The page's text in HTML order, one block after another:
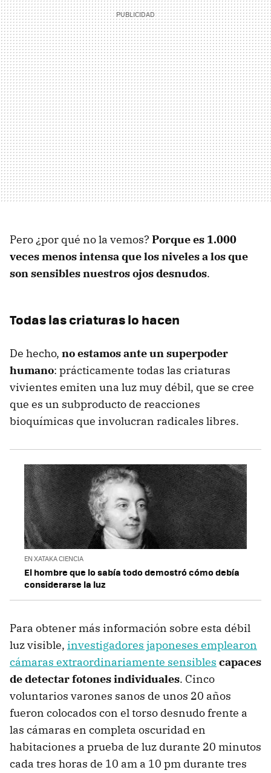
Pero ¿por qué no la vemos? Porque es 1.000
veces menos intensa que los niveles a los que
son sensibles nuestros ojos desnudos.
Todas las criaturas lo hacen
De hecho, no estamos ante un superpoder
humano: prácticamente todas las criaturas
vivientes emiten una luz muy débil, que se cree
que es un subproducto de reacciones
bioquímicas que involucran radicales libres.
EN XATAKA CIENCIA
El hombre que lo sabía todo demostró cómo debía
considerarse la luz
Para obtener más información sobre esta débil
luz visible, investigadores japoneses emplearon
cámaras extraordinariamente sensibles capaces
de detectar fotones individuales. Cinco
voluntarios varones sanos de unos 20 años
fueron colocados con el torso desnudo frente a
las cámaras en completa oscuridad en
habitaciones a prueba de luz durante 20 minutos
cada tres horas de 10 am a 10 pm durante tres